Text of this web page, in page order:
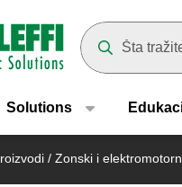
Solutions
/ Zonski i